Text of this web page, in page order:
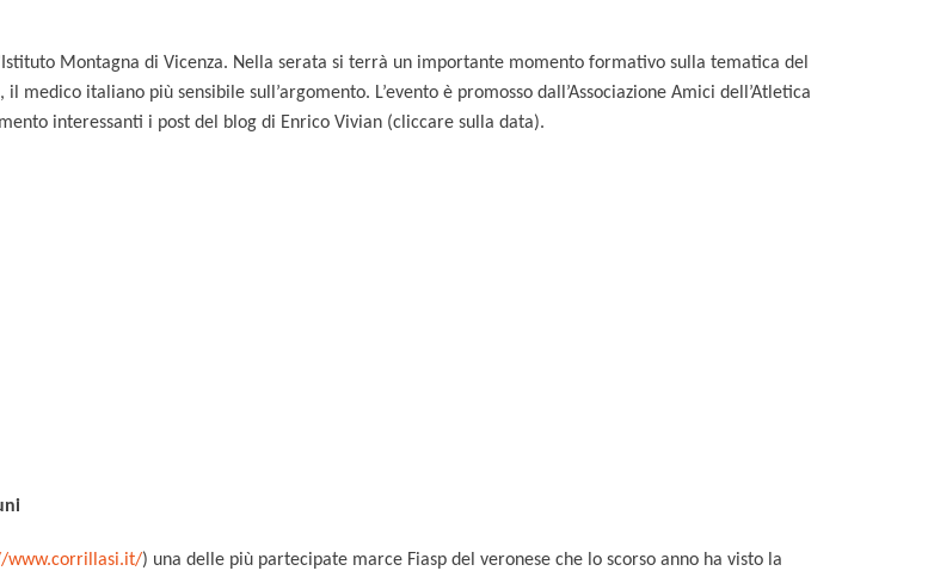
Montagna di Vicenza. Nella serata si terrà un importante momento formativo sulla tematica del
italiano più sensibile sull’argomento. L’evento è promosso dall’Associazione Amici dell’Atletica
interessanti i post del blog di Enrico Vivian (cliccare sulla data).
www.corrillasi.it/) una delle più partecipate marce Fiasp del veronese che lo scorso anno ha visto la